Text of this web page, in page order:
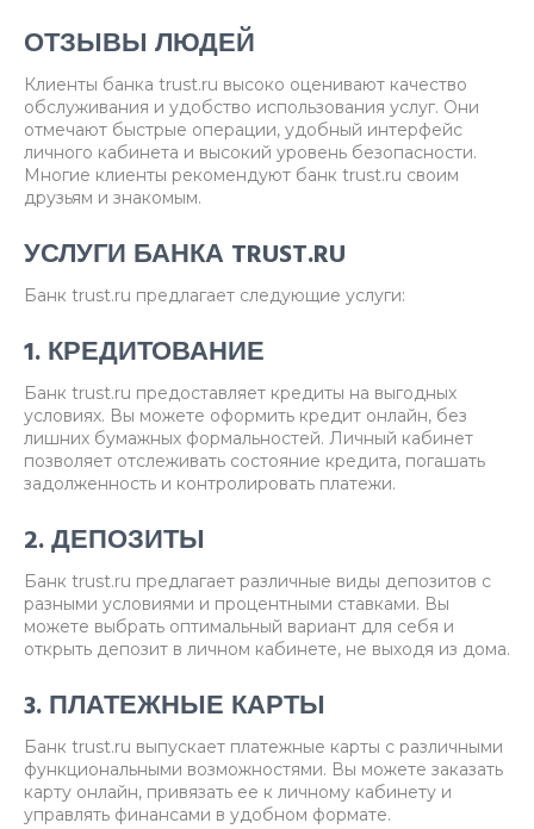
ОТЗЫВЫ ЛЮДЕЙ
Клиенты банка trust.ru высоко оценивают качество
обслуживания и удобство использования услуг. Они
отмечают быстрые операции, удобный интерфейс
личного кабинета и высокий уровень безопасности.
Многие клиенты рекомендуют банк trust.ru своим
друзьям и знакомым.
УСЛУГИ БАНКА TRUST.RU
Банк trust.ru предлагает следующие услуги:
1. КРЕДИТОВАНИЕ
Банк trust.ru предоставляет кредиты на выгодных
условиях. Вы можете оформить кредит онлайн, без
лишних бумажных формальностей. Личный кабинет
позволяет отслеживать состояние кредита, погашать
задолженность и контролировать платежи.
2. ДЕПОЗИТЫ
Банк trust.ru предлагает различные виды депозитов с
разными условиями и процентными ставками. Вы
можете выбрать оптимальный вариант для себя и
открыть депозит в личном кабинете, не выходя из дома.
3. ПЛАТЕЖНЫЕ КАРТЫ
Банк trust.ru выпускает платежные карты с различными
функциональными возможностями. Вы можете заказать
карту онлайн, привязать ее к личному кабинету и
управлять финансами в удобном формате.